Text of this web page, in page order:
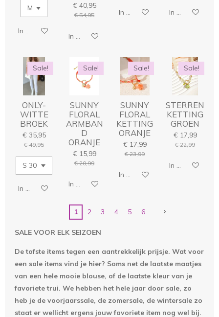
In winkelwagen
€ 40,95
€ 54,95
In winkelwagen
In winkelwagen In winkelwagen
Sale!
ONLY-
WITTE
BROEK
€ 35,95
€ 49,95
In winkelwagen
Sale!
SUNNY
FLORAL
ARMBAN
D
ORANJE
€ 15,99
€ 20,99
In winkelwagen
Sale!
SUNNY
FLORAL
KETTING
ORANJE
€ 17,99
€ 23,99
In winkelwagen
Sale!
STERREN
KETTING
GROEN
€ 17,99
€ 22,99
In winkelwagen
1 2 3 4 5 6
SALE VOOR ELK SEIZOEN
De tofste items tegen een aantrekkelijk prijsje. Wat voor
een sale items vind je hier? Soms net de laatste maatjes
van een hele mooie blouse, of de laatste kleur van je
favoriete trui. We hebben het hele jaar door sale, zo
heb je de voorjaarssale, de zomersale, de wintersale zo
staat er wellicht ergens jouw favoriete item nog wel bij.